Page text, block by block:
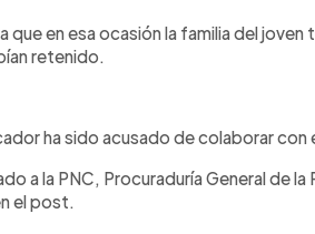
que en esa ocasión la familia del
retenido.
ha sido acusado de colaborar
a la PNC, Procuraduría General de
el post.